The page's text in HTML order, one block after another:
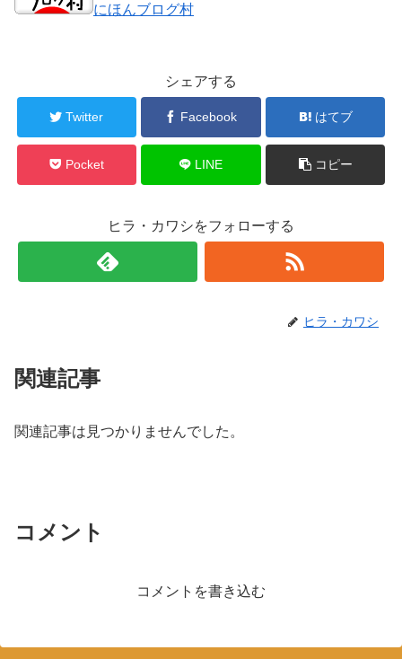
にほんブログ村
シェアする
Twitter Facebook はてブ
Pocket LINE コピー
ヒラ・カワシをフォローする
ヒラ・カワシ
関連記事
関連記事は見つかりませんでした。
コメント
コメントを書き込む